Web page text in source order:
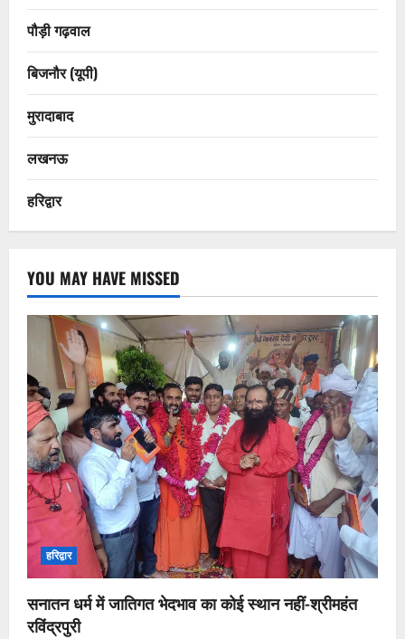
पौड़ी गढ़वाल
बिजनौर (यूपी)
मुरादाबाद
लखनऊ
हरिद्वार
YOU MAY HAVE MISSED
हरिद्वार
सनातन धर्म में जातिगत भेदभाव का कोई स्थान नहीं-श्रीमहंत
रविंद्रपुरी